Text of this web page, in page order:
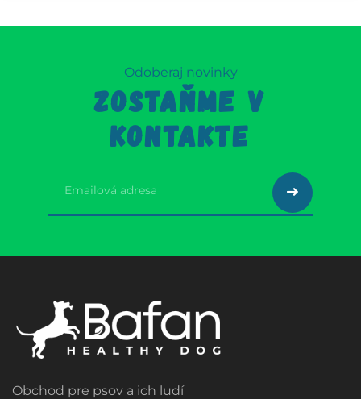
Odoberaj novinky
ZOSTAŇME V
KONTAKTE
Obchod pre psov a ich ludí